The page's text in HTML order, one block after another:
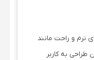
نرم و راحت مانند
به کاربر